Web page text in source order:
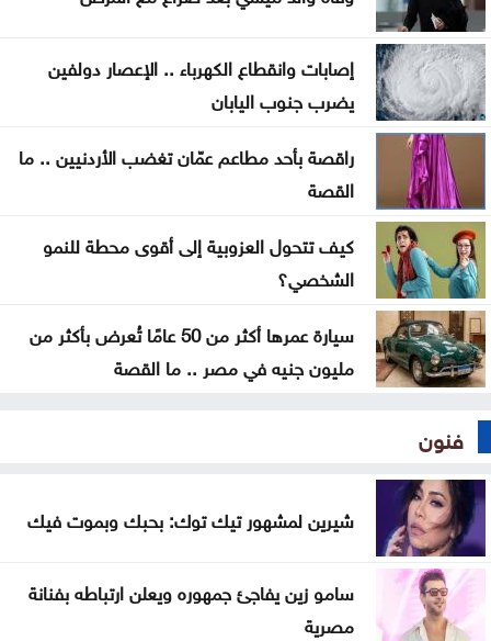
ترمب: نراقب إيران اقتصادياً ونؤجل أي تحرك عسكري
كبير
الحيصة: أراضي مشروع سكة العقبة ستسجل باسم
خزينة الدولة
إصابات وانقطاع الكهرباء .. الإعصار دولفين
يضرب جنوب اليابان
راقصة بأحد مطاعم عمّان تغضب الأردنيين .. ما
القصة
كيف تتحول العزوبية إلى أقوى محطة للنمو
الشخصي؟
سيارة عمرها أكثر من 50 عامًا تُعرض بأكثر من
مليون جنيه في مصر .. ما القصة
فنون
شيرين لمشهور تيك توك: بحبك وبموت فيك
سامو زين يفاجئ جمهوره ويعلن ارتباطه بفنانة
مصرية